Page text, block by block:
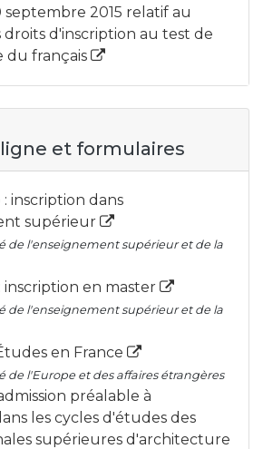
2015 relatif au
d'inscription au test de
du français
et formulaires
inscription dans
supérieur
de l'enseignement supérieur et de la
inscription en master
de l'enseignement supérieur et de la
en France
de l'Europe et des affaires étrangères
préalable à
les cycles d'études des
supérieures d'architecture